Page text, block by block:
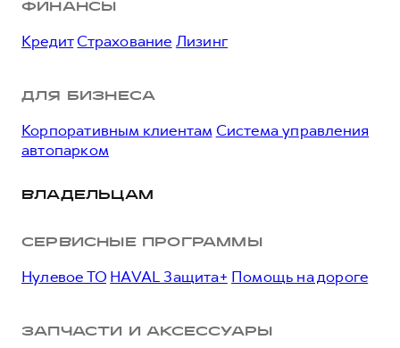
ФИНАНСЫ
Кредит Страхование Лизинг
ДЛЯ БИЗНЕСА
Корпоративным клиентам Система управления
автопарком
ВЛАДЕЛЬЦАМ
СЕРВИСНЫЕ ПРОГРАММЫ
Нулевое ТО HAVAL Защита+ Помощь на дороге
ЗАПЧАСТИ И АКСЕССУАРЫ